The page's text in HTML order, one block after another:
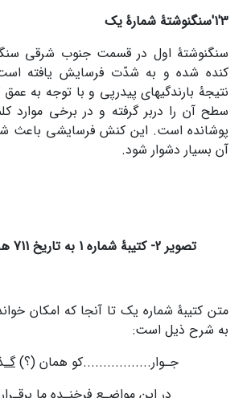
3
'
1
'سنگ­نوشتۀ شمارۀ یک
سنگ­نوشتۀ اول در قسمت جنوب شرقی
نتیجۀ بارندگی­های پی­در­پی و با توجه به
سطح آن را دربر گرفته و در برخی موارد
پوشانده است. این کنش فرسایشی باعث
آن بسیار دشوار شود.
تصویر 2- کتیبۀ شماره 1 به تاریخ 711 هجری قمری
متن کتیبۀ شماره یک تا آنجا که امکان
به شرح ذیل است:
جـوار.................کو همان (؟)گـ